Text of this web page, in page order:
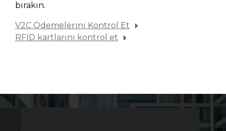
bırakın.
V2C Ödemelerini Kontrol Et
RFID kartlarını kontrol et